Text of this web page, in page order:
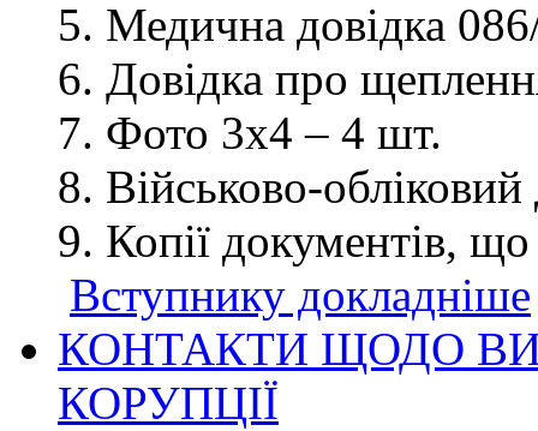
Медична довідка
Довідка про
Фото 3х4 – 4 шт.
Військово-
Копії документів,
Вступнику докладніше
КОНТАКТИ ЩОДО
КОРУПЦІЇ